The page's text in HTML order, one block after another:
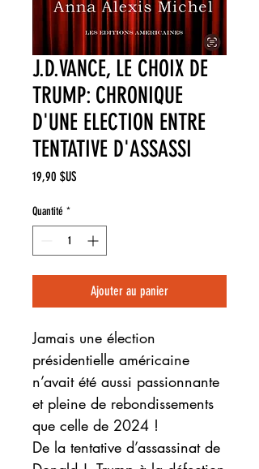
J.D.VANCE, LE CHOIX DE
TRUMP: CHRONIQUE
D'UNE ELECTION ENTRE
TENTATIVE D'ASSASSI
19,90 $US
Quantité *
Ajouter au panier
Jamais une élection
présidentielle américaine
n’avait été aussi passionnante
et pleine de rebondissements
que celle de 2024 !
De la tentative d’assassinat de